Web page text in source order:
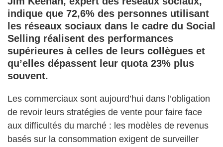
indique que 72,6% des personnes utilisant
les réseaux sociaux dans le cadre du Social
Selling réalisent des performances
supérieures à celles de leurs collègues et
qu’elles dépassent leur quota 23% plus
souvent.
Les commerciaux sont aujourd’hui dans l’obligation
de revoir leurs stratégies de vente pour faire face
aux difficultés du marché : les modèles de revenus
basés sur la consommation exigent de surveiller